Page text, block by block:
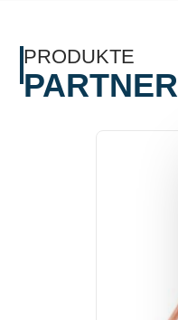
PRODUKTE
PARTNER